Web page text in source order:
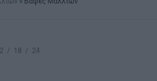
18 24